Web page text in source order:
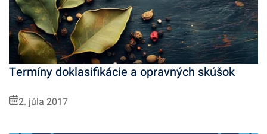
Termíny doklasifikácie a opravných skúšok
2. júla 2017